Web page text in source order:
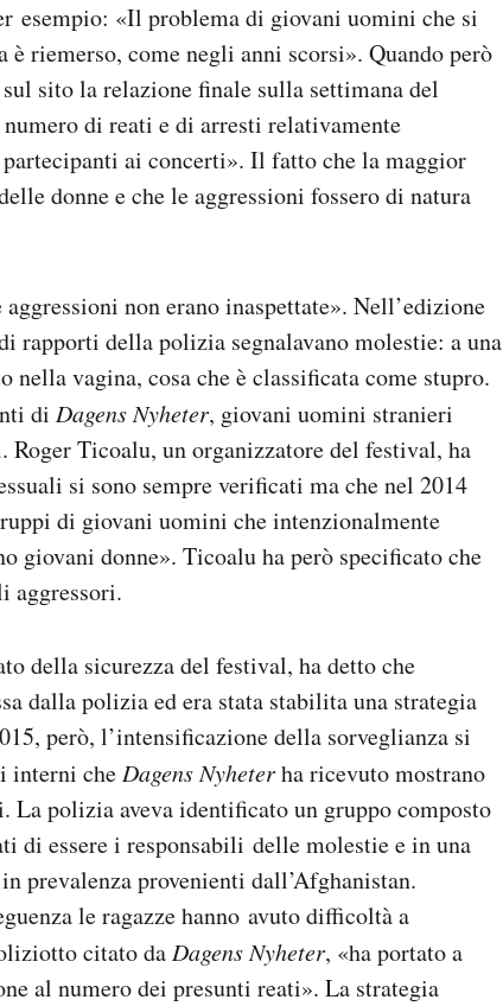
esempio: «Il problema di giovani uomini che si
riemerso, come negli anni scorsi». Quando però
sito la relazione finale sulla settimana del
di reati e di arresti relativamente
ai concerti». Il fatto che la maggior
donne e che le aggressioni fossero di natura
aggressioni non erano inaspettate». Nell’edizione
rapporti della polizia segnalavano molestie: a una
nella vagina, cosa che è classificata come stupro.
di Dagens Nyheter, giovani uomini stranieri
Ticoalu, un organizzatore del festival, ha
si sono sempre verificati ma che nel 2014
di giovani uomini che intenzionalmente
giovani donne». Ticoalu ha però specificato che
aggressori.
della sicurezza del festival, ha detto che
dalla polizia ed era stata stabilita una strategia
però, l’intensificazione della sorveglianza si
interni cheDagens Nyheterha ricevuto mostrano
La polizia aveva identificato un gruppo composto
di essere i responsabili delle molestie e in una
prevalenza provenienti dall’Afghanistan.
le ragazze hanno avuto difficoltà a
citato daDagens Nyheter, «ha portato a
al numero dei presunti reati». La strategia